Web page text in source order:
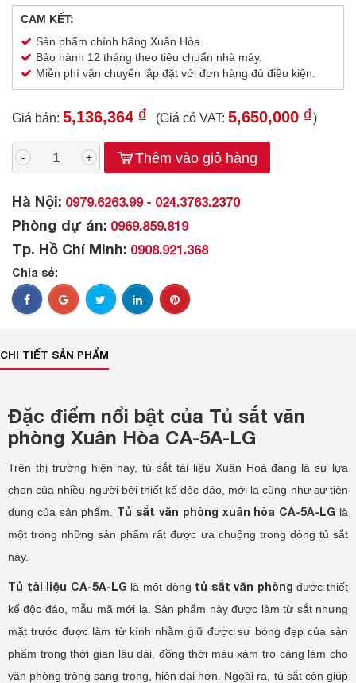
CAM KẾT:
Sản phẩm chính hãng Xuân Hòa.
Bảo hành 12 tháng theo tiêu chuẩn nhà máy.
Miễn phí vận chuyển lắp đặt với đơn hàng đủ điều kiện.
Giá bán: 5,136,364 ₫ (Giá có VAT: 5,650,000 ₫)
- + Thêm vào giỏ hàng
Hà Nội: 0979.6263.99 - 024.3763.2370
Phòng dự án: 0969.859.819
Tp. Hồ Chí Minh: 0908.921.368
Chia sẻ:
CHI TIẾT SẢN PHẨM
Đặc điểm nổi bật của Tủ sắt văn
phòng Xuân Hòa CA-5A-LG
Trên thị trường hiện nay, tủ sắt tài liệu Xuân Hoà đang là sự lựa
chọn của nhiều người bởi thiết kế độc đáo, mới lạ cũng như sự tiện
dụng của sản phẩm. Tủ sắt văn phòng xuân hòa CA-5A-LG là
một trong những sản phẩm rất được ưa chuộng trong dòng tủ sắt
này.
Tủ tài liệu CA-5A-LG là một dòng tủ sắt văn phòngđược thiết
kế độc đáo, mẫu mã mới lạ. Sản phẩm này được làm từ sắt nhưng
mặt trước được làm từ kính nhằm giữ được sự bóng đẹp của sản
phẩm trong thời gian lâu dài, đồng thời màu xám tro càng làm cho
văn phòng trông sang trọng, hiện đại hơn. Ngoài ra, tủ sắt còn giúp